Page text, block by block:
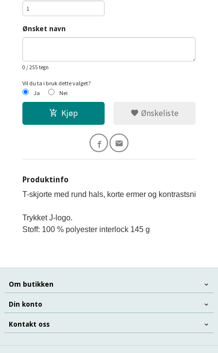
Ønsket navn
0 / 255 tegn
Vil du ta i bruk dette valget?
Ja
Nei
Kjøp Ønskeliste
Produktinfo
T-skjorte med rund hals, korte ermer og kontrastsnitt.
Trykket J-logo.
Stoff: 100 % polyester interlock 145 g
Om butikken
Din konto
Kontakt oss